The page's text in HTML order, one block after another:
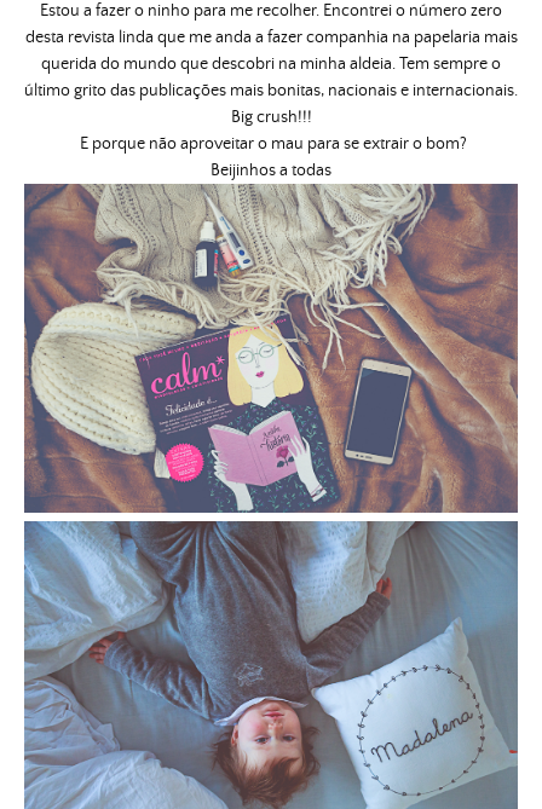
Estou a fazer o ninho para me recolher. Encontrei o número zero
desta revista linda que me anda a fazer companhia na papelaria mais
querida do mundo que descobri na minha aldeia. Tem sempre o
último grito das publicações mais bonitas, nacionais e internacionais.
Big crush!!!
E porque não aproveitar o mau para se extrair o bom?
Beijinhos a todas